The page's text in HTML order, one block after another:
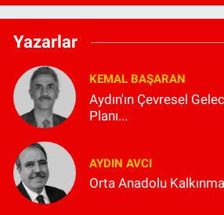
Yazarlar
KEMAL BAŞARAN
Aydın'ın Çevresel
Planı...
AYDIN AVCI
Orta Anadolu